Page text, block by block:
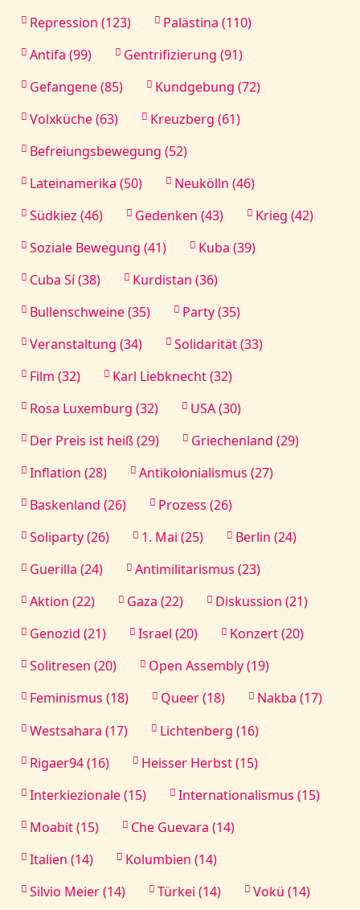
Repression (123)
Palästina (110)
Antifa (99)
Gentrifizierung (91)
Gefangene (85)
Kundgebung (72)
Volxküche (63)
Kreuzberg (61)
Befreiungsbewegung (52)
Lateinamerika (50)
Neukölln (46)
Südkiez (46)
Gedenken (43)
Krieg (42)
Soziale Bewegung (41)
Kuba (39)
Cuba Sí (38)
Kurdistan (36)
Bullenschweine (35)
Party (35)
Veranstaltung (34)
Solidarität (33)
Film (32)
Karl Liebknecht (32)
Rosa Luxemburg (32)
USA (30)
Der Preis ist heiß (29)
Griechenland (29)
Inflation (28)
Antikolonialismus (27)
Baskenland (26)
Prozess (26)
Soliparty (26)
1. Mai (25)
Berlin (24)
Guerilla (24)
Antimilitarismus (23)
Aktion (22)
Gaza (22)
Diskussion (21)
Genozid (21)
Israel (20)
Konzert (20)
Solitresen (20)
Open Assembly (19)
Feminismus (18)
Queer (18)
Nakba (17)
Westsahara (17)
Lichtenberg (16)
Rigaer94 (16)
Heisser Herbst (15)
Interkiezionale (15)
Internationalismus (15)
Moabit (15)
Che Guevara (14)
Italien (14)
Kolumbien (14)
Silvio Meier (14)
Türkei (14)
Vokü (14)